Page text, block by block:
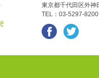
東京都千代田区外
TEL：03-5297-